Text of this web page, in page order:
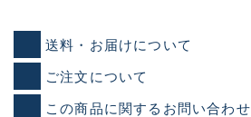
送料・お届けについて
ご注文について
この商品に関するお問い合わせ